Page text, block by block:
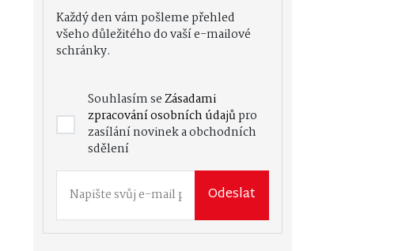
Každý den vám pošleme přehled
všeho důležitého do vaší e-mailové
schránky.
Souhlasím seZásadami
zpracování osobních údajůpro
zasílání novinek a obchodních
sdělení
Odeslat